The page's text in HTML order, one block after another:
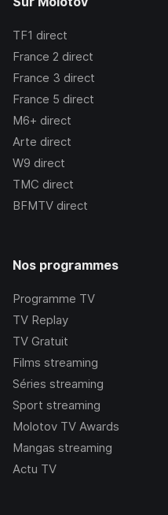
TF1 direct
France 2 direct
France 3 direct
France 5 direct
M6+ direct
Arte direct
W9 direct
TMC direct
BFMTV direct
Nos programmes
Programme TV
TV Replay
TV Gratuit
Films streaming
Séries streaming
Sport streaming
Molotov TV Awards
Mangas streaming
Actu TV